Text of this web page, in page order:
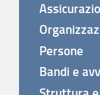
Persone
Bandi e